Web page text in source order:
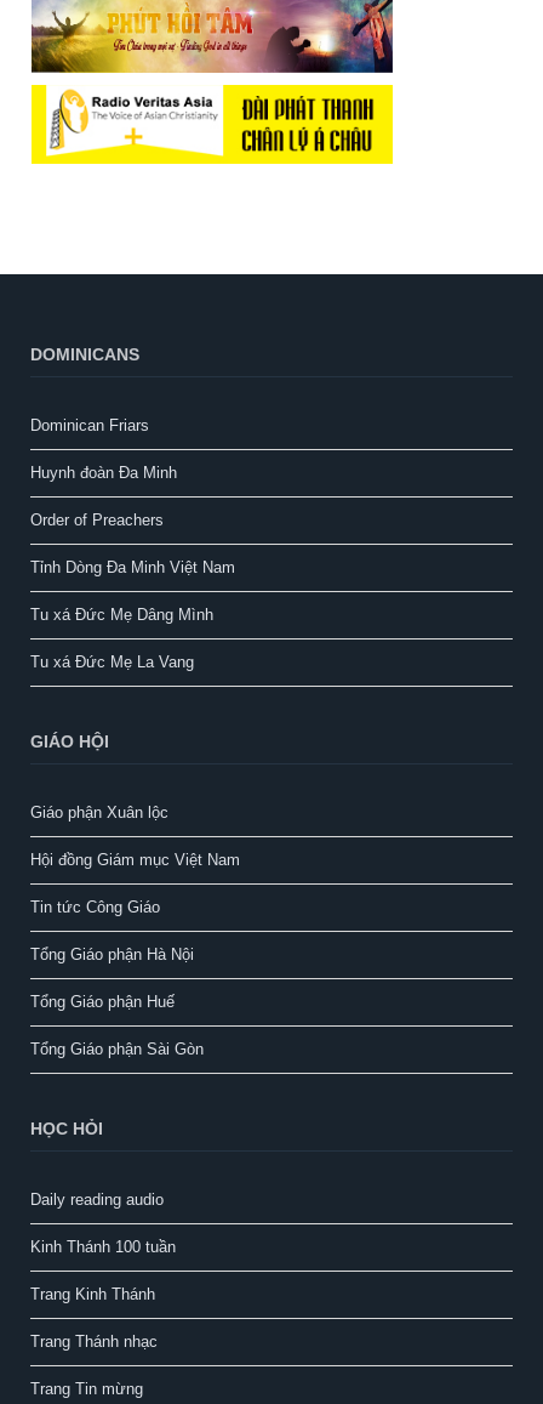
DOMINICANS
Dominican Friars
Huynh đoàn Đa Minh
Order of Preachers
Tỉnh Dòng Đa Minh Việt Nam
Tu xá Đức Mẹ Dâng Mình
Tu xá Đức Mẹ La Vang
GIÁO HỘI
Giáo phận Xuân lộc
Hội đồng Giám mục Việt Nam
Tin tức Công Giáo
Tổng Giáo phận Hà Nội
Tổng Giáo phận Huế
Tổng Giáo phận Sài Gòn
HỌC HỎI
Daily reading audio
Kinh Thánh 100 tuần
Trang Kinh Thánh
Trang Thánh nhạc
Trang Tin mừng